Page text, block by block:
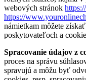
webových stránok
https://
námietkam môžete
poskytovateľoch a
Spracovanie údajov z
proces na správu
spravujú a môžu byť